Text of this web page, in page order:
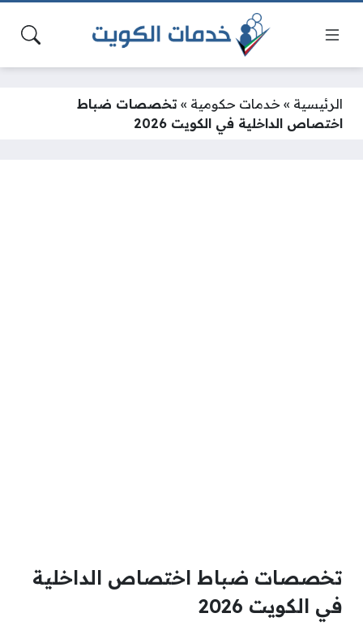
الرئيسية » خدمات حكومية » تخصصات ضباط
اختصاص الداخلية في الكويت 2026
تخصصات ضباط اختصاص الداخلية
في الكويت 2026